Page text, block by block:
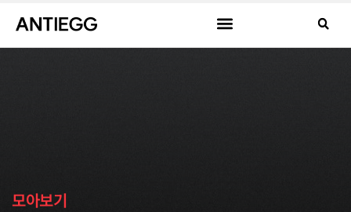
모아보기